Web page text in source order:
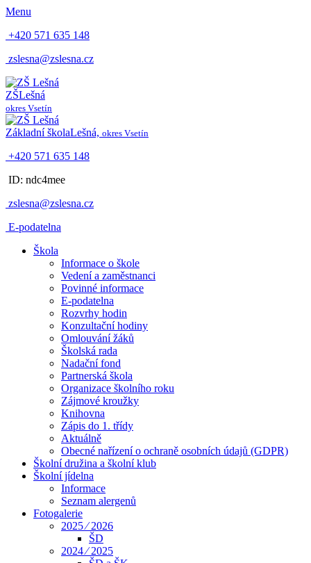
Menu
+420 571 635 148
zslesna@zslesna.cz
ZŠLešná
okres Vsetín
Základní školaLešná, okres Vsetín
+420 571 635 148
ID: ndc4mee
zslesna@zslesna.cz
E-podatelna
Škola
Informace o škole
Vedení a zaměstnanci
Povinné informace
E-podatelna
Rozvrhy hodin
Konzultační hodiny
Omlouvání žáků
Školská rada
Nadační fond
Partnerská škola
Organizace školního roku
Zájmové kroužky
Knihovna
Zápis do 1. třídy
Aktuálně
Obecné nařízení o ochraně osobních údajů (GDPR)
Školní družina a školní klub
Školní jídelna
Informace
Seznam alergenů
Fotogalerie
2025 ⁄ 2026
ŠD
2024 ⁄ 2025